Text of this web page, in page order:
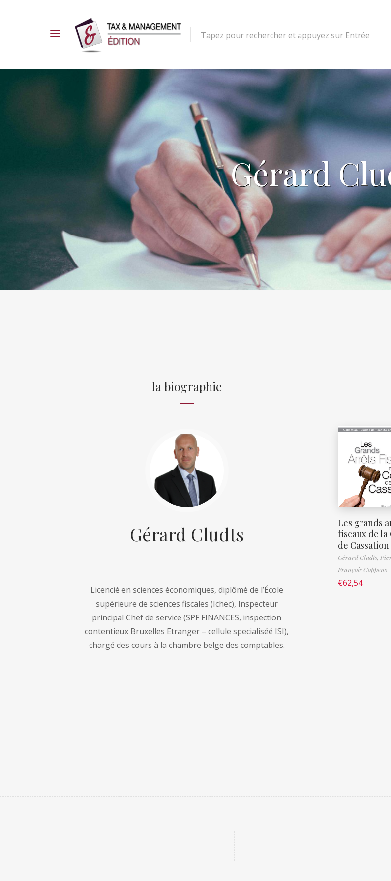
Tapez pour rechercher et appuyez sur Entrée
Gérard
la biographie
Gérard Cludts
Licencié en sciences économiques, diplômé de l’École
supérieure de sciences fiscales (Ichec), Inspecteur
principal Chef de service (SPF FINANCES, inspection
contentieux Bruxelles Etranger – cellule specialiséé ISI),
chargé des cours à la chambre belge des comptables.
Les grands
fiscaux de la
de Cassation
Gérard Cludts,
François Coppens
€62,54